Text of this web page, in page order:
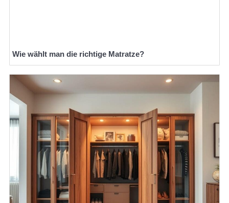
Wie wählt man die richtige Matratze?